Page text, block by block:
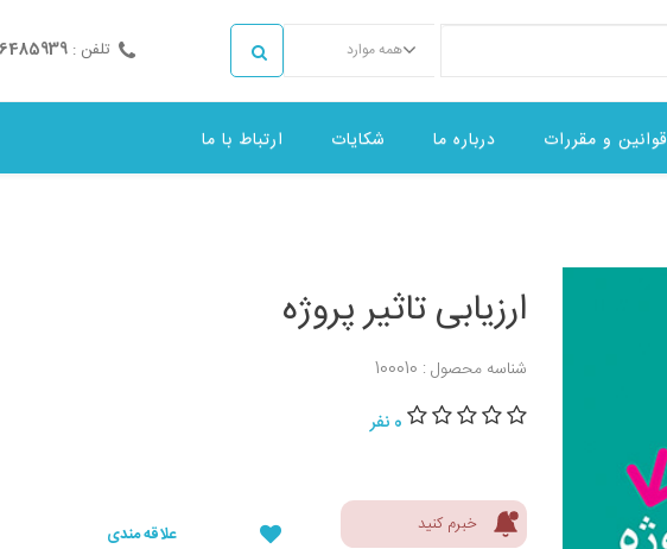
همه موارد تلفن :
قوانین و مقررات درباره ما شکایات ارتباط با ما
ارزیابی تاثیر پروژه
شناسه محصول : 100010
0 نفر
خبرم کنید علاقه مندی